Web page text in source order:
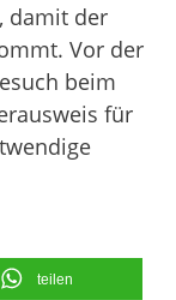
damit der
Vor der
beim
für
teilen